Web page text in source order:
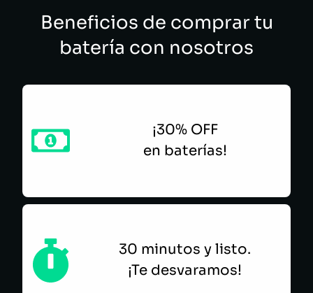
Beneficios de comprar tu
batería con nosotros
¡30% OFF
en baterías!
30 minutos y listo.
¡Te desvaramos!